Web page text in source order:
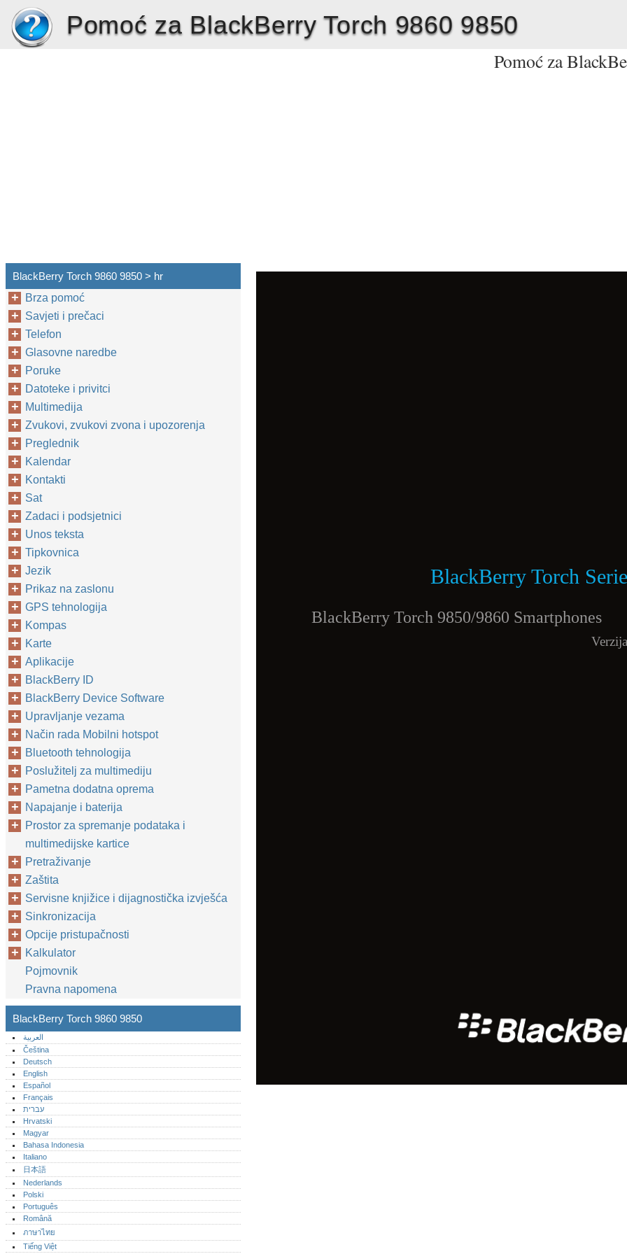
Pomoć za BlackBerry Torch 9860 9850
Pomoć za
BlackBerry Torch
BlackBerry Torch 9850/9860 Smartphones
BlackBerry Torch 9860 9850 > hr
Brza pomoć
Savjeti i prečaci
Telefon
Glasovne naredbe
Poruke
Datoteke i privitci
Multimedija
Zvukovi, zvukovi zvona i upozorenja
Preglednik
Kalendar
Kontakti
Sat
Zadaci i podsjetnici
Unos teksta
Tipkovnica
Jezik
Prikaz na zaslonu
GPS tehnologija
Kompas
Karte
Aplikacije
BlackBerry ID
BlackBerry Device Software
Upravljanje vezama
Način rada Mobilni hotspot
Bluetooth tehnologija
Poslužitelj za multimediju
Pametna dodatna oprema
Napajanje i baterija
Prostor za spremanje podataka i
multimedijske kartice
Pretraživanje
Zaštita
Servisne knjižice i dijagnostička izvješća
Sinkronizacija
Opcije pristupačnosti
Kalkulator
Pojmovnik
Pravna napomena
BlackBerry Torch 9860 9850
العربية
Čeština
Deutsch
English
Español
Français
עברית
Hrvatski
Magyar
Bahasa Indonesia
Italiano
日本語
Nederlands
Polski
Português‎
Română
ภาษาไทย
Tiếng Việt